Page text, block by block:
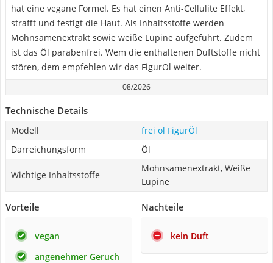
hat eine vegane Formel. Es hat einen Anti-Cellulite Effekt,
strafft und festigt die Haut. Als Inhaltsstoffe werden
Mohnsamenextrakt sowie weiße Lupine aufgeführt. Zudem
ist das Öl parabenfrei. Wem die enthaltenen Duftstoffe nicht
stören, dem empfehlen wir das FigurÖl weiter.
08/2026
Technische Details
Modell
frei öl FigurÖl
Darreichungsform
Öl
Wichtige Inhaltsstoffe
Mohnsamenextrakt, Weiße
Lupine
Vorteile
vegan
angenehmer Geruch
Nachteile
kein Duft